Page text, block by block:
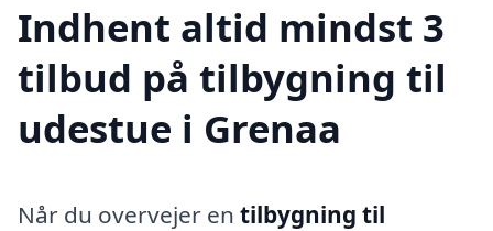
Indhent altid mindst 3
tilbud på tilbygning til
udestue i Grenaa
Når du overvejer en tilbygning til